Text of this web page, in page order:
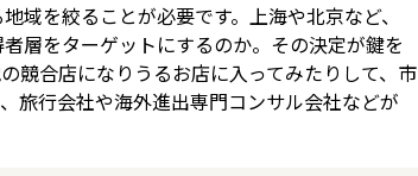
域を絞ることが必要です。上海や北京など、
層をターゲットにするのか。その決定が鍵を
競合店になりうるお店に入ってみたりして、市
旅行会社や海外進出専門コンサル会社などが